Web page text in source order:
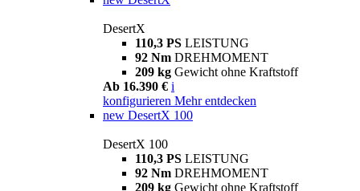
DesertX
110,3 PS LEISTUNG
92 Nm DREHMOMENT
209 kg Gewicht ohne Kraftstoff
Ab 16.390 € i
konfigurieren Mehr entdecken
new DesertX 100
DesertX 100
110,3 PS LEISTUNG
92 Nm DREHMOMENT
209 kg Gewicht ohne Kraftstoff